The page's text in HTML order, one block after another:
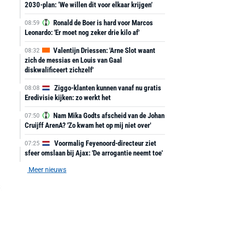
2030-plan: ‘We willen dit voor elkaar krijgen’
08:59
Ronald de Boer is hard voor Marcos
Leonardo: 'Er moet nog zeker drie kilo af'
08:32
Valentijn Driessen: 'Arne Slot waant
zich de messias en Louis van Gaal
diskwalificeert zichzelf'
08:08
Ziggo-klanten kunnen vanaf nu gratis
Eredivisie kijken: zo werkt het
07:50
Nam Mika Godts afscheid van de Johan
Cruijff ArenA? 'Zo kwam het op mij niet over'
07:25
Voormalig Feyenoord-directeur ziet
sfeer omslaan bij Ajax: 'De arrogantie neemt toe'
Meer nieuws